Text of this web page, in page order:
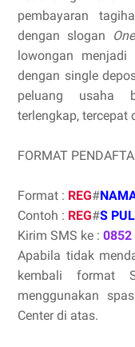
pembayaran
dengan slogan
lowongan menjadi
dengan single
peluang usaha
terlengkap, tercepat
FORMAT
Format : REG#
Contoh : REG#S
Kirim SMS ke : 0852
Apabila tidak
kembali format
menggunakan
Center di atas.